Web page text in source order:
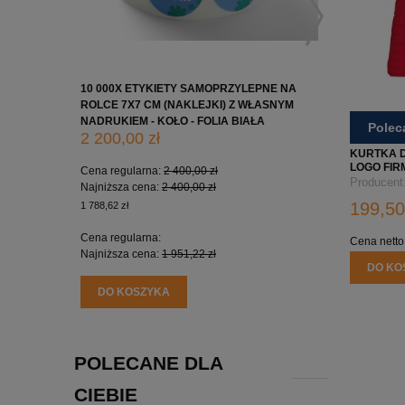
10 000X ETYKIETY SAMOPRZYLEPNE NA
ROLCE 7X7 CM (NAKLEJKI) Z WŁASNYM
NADRUKIEM - KOŁO - FOLIA BIAŁA
2 200,00 zł
Cena regularna: 2 400,00 zł
Najniższa cena: 2 400,00 zł
1 788,62 zł
Cena regularna:
Najniższa cena: 1 951,22 zł
DO KOSZYKA
1
Cena
Najniższa
1 341,46 zł
Cena
Najniższa
POLECANE DLA
CIEBIE
KURTKA
LOGO
Producent:
199,50
Cena
DO